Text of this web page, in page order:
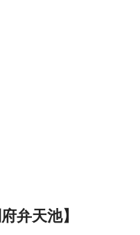
弁天池】